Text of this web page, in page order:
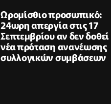
Ωρομίσθιο προσωπικό:
24ωρη απεργία στις 17
Σεπτεμβρίου αν δεν δοθεί
νέα πρόταση ανανέωσης
συλλογικών συμβάσεων